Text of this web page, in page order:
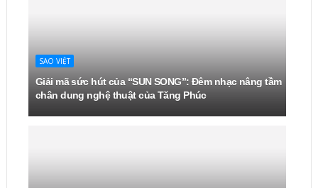
SAO VIỆT
Giải mã sức hút của “SUN SONG”: Đêm nhạc nâng tầm
chân dung nghệ thuật của Tăng Phúc